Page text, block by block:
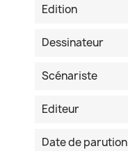
Edition
Dessinateur
Scénariste
Editeur
Date de parution